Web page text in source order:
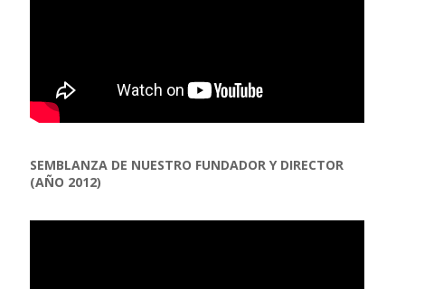
SEMBLANZA DE NUESTRO FUNDADOR Y DIRECTOR
(AÑO 2012)